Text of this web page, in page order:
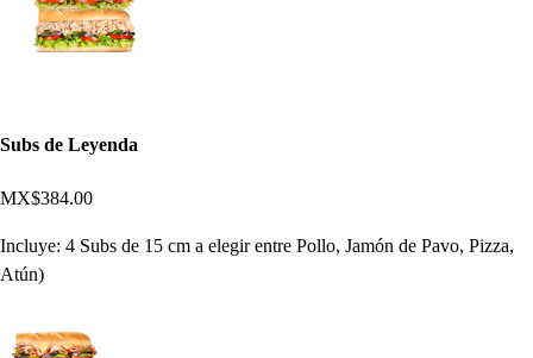
Subs de Leyenda
MX$384.00
Incluye: 4 Subs de 15 cm a elegir entre Pollo, Jamón de Pavo, Pizza,
Atún)